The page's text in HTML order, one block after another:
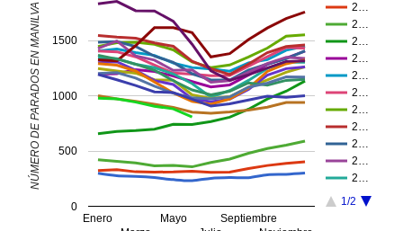
2…
2…
2…
2…
2…
2…
2…
2…
2…
2…
2…
1/2
Enero
Mayo
Septiembre
0
500
1000
1500
NÚMERO DE PARADOS EN MANILVA